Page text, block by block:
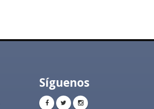
Síguenos